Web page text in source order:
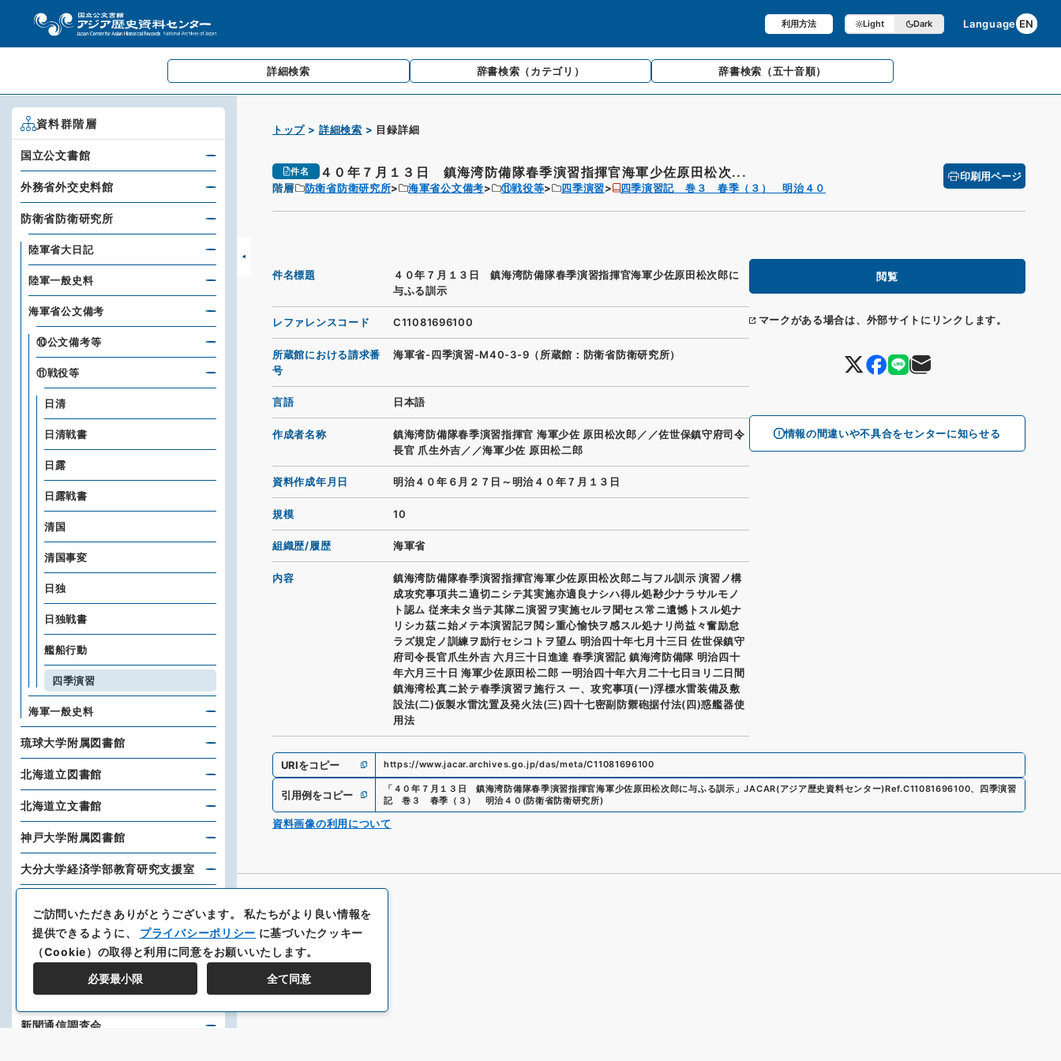
利用方法 Light Dark Language EN
詳細検索 辞書検索 （カテゴリ） 辞書検索 （五十音順）
トップ 詳細検索 目録詳細
件名 ４０年７月１３日 鎮海湾防備隊春季演習指揮官海軍少佐原田松次...
階層 防衛省防衛研究所 海軍省公文備考 ⑪戦役等 四季演習 四季演習記 巻３ 春季（３） 明治４０
印刷用ページ
閲覧
マークがある場合は、外部サイトにリンクします。
情報の間違いや不具合をセンターに知らせる
件名標題
４０年７月１３日 鎮海湾防備隊春季演習指揮官海軍少佐原田松次郎に
与ふる訓示
レファレンスコード C11081696100
所蔵館における請求番
号
海軍省-四季演習-M40-3-9（所蔵館：防衛省防衛研究所）
言語 日本語
作成者名称
鎮海湾防備隊春季演習指揮官 海軍少佐 原田松次郎／／佐世保鎮守府司令
長官 爪生外吉／／海軍少佐 原田松二郎
資料作成年月日 明治４０年６月２７日～明治４０年７月１３日
規模 10
組織歴/履歴 海軍省
内容
鎮海湾防備隊春季演習指揮官海軍少佐原田松次郎ニ与フル訓示 演習ノ構
成攻究事項共ニ適切ニシテ其実施亦適良ナシハ得ル処尠少ナラサルモノ
ト認ム 従来未タ当テ其隊ニ演習ヲ実施セルヲ聞セス常ニ遺憾トスル処ナ
リシカ茲ニ始メテ本演習記ヲ閲シ重心愉快ヲ感スル処ナリ尚益々奮励怠
ラズ規定ノ訓練ヲ励行セシコトヲ望ム 明治四十年七月十三日 佐世保鎮守
府司令長官爪生外吉 六月三十日進達 春季演習記 鎮海湾防備隊 明治四十
年六月三十日 海軍少佐原田松二郎 一明治四十年六月二十七日ヨリ二日間
鎮海湾松真ニ於テ春季演習ヲ施行ス 一、攻究事項(一)浮標水雷装備及敷
設法(二)仮製水雷沈置及発火法(三)四十七密副防禦砲据付法(四)惑艦器使
用法
URIをコピー https://www.jacar.archives.go.jp/das/meta/C11081696100
引用例をコピー 「 ４０年７月１３日 鎮海湾防備隊春季演習指揮官海軍少佐原田松次郎に与ふる訓示 」JACAR(アジア歴史資料センター)Ref.C11081696100、 四季演習
記 巻３ 春季（３） 明治４０ (防衛省防衛研究所)
資料画像の利用について
資料群階層
国立公文書館
外務省外交史料館
防衛省防衛研究所
陸軍省大日記
陸軍一般史料
海軍省公文備考
⑩公文備考等
⑪戦役等
日清
日清戦書
日露
日露戦書
清国
清国事変
日独
日独戦書
艦船行動
四季演習
海軍一般史料
琉球大学附属図書館
北海道立図書館
北海道立文書館
神戸大学附属図書館
大分大学経済学部教育研究支援室
究所
日本貿易振興機構アジア経済研究
所図書館
東洋文庫
新聞通信調査会
ご訪問いただきありがとうございます。私たちがより良い情報を
提供できるように、 プライバシーポリシー に基づいたクッキー
（Cookie）の取得と利用に同意をお願いいたします。
必要最小限 全て同意